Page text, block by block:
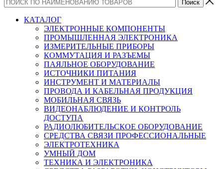
КАТАЛОГ
ЭЛЕКТРОННЫЕ КОМПОНЕНТЫ
ПРОМЫШЛЕННАЯ ЭЛЕКТРОНИКА
ИЗМЕРИТЕЛЬНЫЕ ПРИБОРЫ
КОММУТАЦИЯ И РАЗЪЕМЫ
ПАЯЛЬНОЕ ОБОРУДОВАНИЕ
ИСТОЧНИКИ ПИТАНИЯ
ИНСТРУМЕНТ И МАТЕРИАЛЫ
ПРОВОДА И КАБЕЛЬНАЯ ПРОДУКЦИЯ
МОБИЛЬНАЯ СВЯЗЬ
ВИДЕОНАБЛЮДЕНИЕ И КОНТРОЛЬ
ДОСТУПА
РАДИОЛЮБИТЕЛЬСКОЕ ОБОРУДОВАНИЕ
СРЕДСТВА СВЯЗИ ПРОФЕССИОНАЛЬНЫЕ
ЭЛЕКТРОТЕХНИКА
УМНЫЙ ДОМ
ТЕХНИКА И ЭЛЕКТРОНИКА